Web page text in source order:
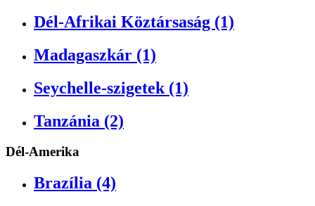
Dél-Afrikai Köztársaság (1)
Madagaszkár (1)
Seychelle-szigetek (1)
Tanzánia (2)
Dél-Amerika
Brazília (4)